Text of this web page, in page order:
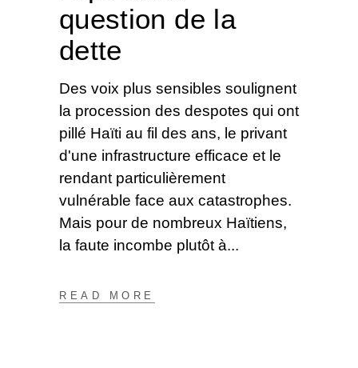
question de la
dette
Des voix plus sensibles soulignent
la procession des despotes qui ont
pillé Haïti au fil des ans, le privant
d'une infrastructure efficace et le
rendant particulièrement
vulnérable face aux catastrophes.
Mais pour de nombreux Haïtiens,
la faute incombe plutôt à
READ MORE